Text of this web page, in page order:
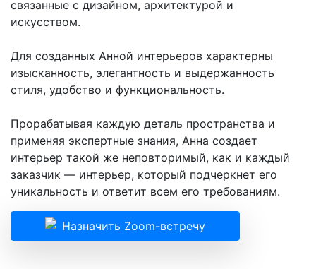
связанные с дизайном, архитектурой и
искусством.
Для созданных Анной интерьеров характерны
изысканность, элегантность и выдержанность
стиля, удобство и функциональность.
Прорабатывая каждую деталь пространства и
применяя экспертные знания, Анна создает
интерьер такой же неповторимый, как и каждый
заказчик — интерьер, который подчеркнет его
уникальность и ответит всем его требованиям.
Назначить Zoom-встречу